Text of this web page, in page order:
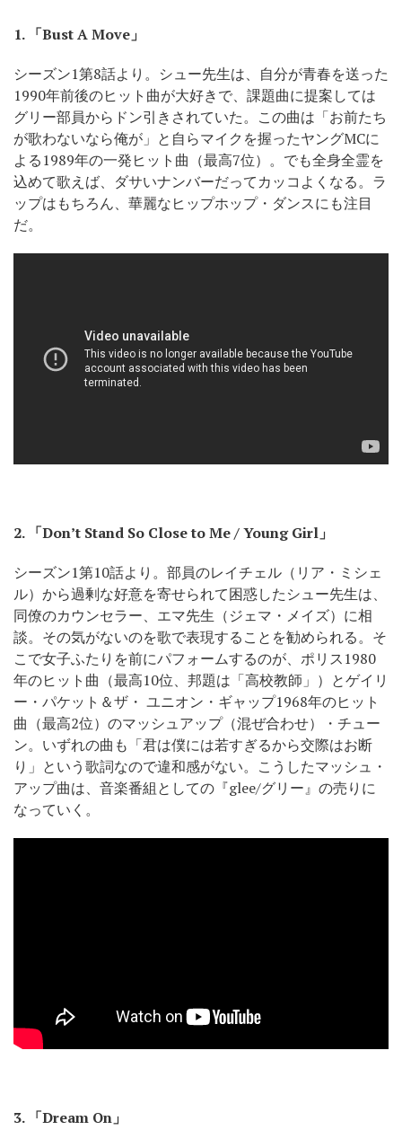
1.「Bust A Move」
シーズン1第8話より。シュー先生は、自分が青春を送った
1990年前後のヒット曲が大好きで、課題曲に提案しては
グリー部員からドン引きされていた。この曲は「お前たち
が歌わないなら俺が」と自らマイクを握ったヤングMCに
よる1989年の一発ヒット曲（最高7位）。でも全身全霊を
込めて歌えば、ダサいナンバーだってカッコよくなる。ラ
ップはもちろん、華麗なヒップホップ・ダンスにも注目
だ。
2.「Don’t Stand So Close to Me / Young Girl」
シーズン1第10話より。部員のレイチェル（リア・ミシェ
ル）から過剰な好意を寄せられて困惑したシュー先生は、
同僚のカウンセラー、エマ先生（ジェマ・メイズ）に相
談。その気がないのを歌で表現することを勧められる。そ
こで女子ふたりを前にパフォームするのが、ポリス1980
年のヒット曲（最高10位、邦題は「高校教師」）とゲイリ
ー・パケット＆ザ・ ユニオン・ギャップ1968年のヒット
曲（最高2位）のマッシュアップ（混ぜ合わせ）・チュー
ン。いずれの曲も「君は僕には若すぎるから交際はお断
り」という歌詞なので違和感がない。こうしたマッシュ・
アップ曲は、音楽番組としての『glee/グリー』の売りに
なっていく。
3.「Dream On」